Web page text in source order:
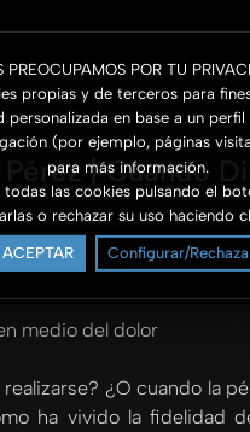
PREOCUPAMOS POR TU
propias y de terceros para
en base a un
(por ejemplo, páginas
para más información.
las cookies pulsando el
o rechazar su uso haciendo
ACEPTAR Configurar/
| Cuando
medio del dolor
¿O cuando la
ha vivido la fidelidad